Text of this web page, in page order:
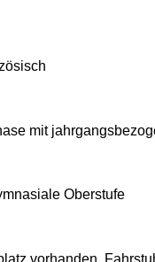
mit
Oberstufe
vorhanden,